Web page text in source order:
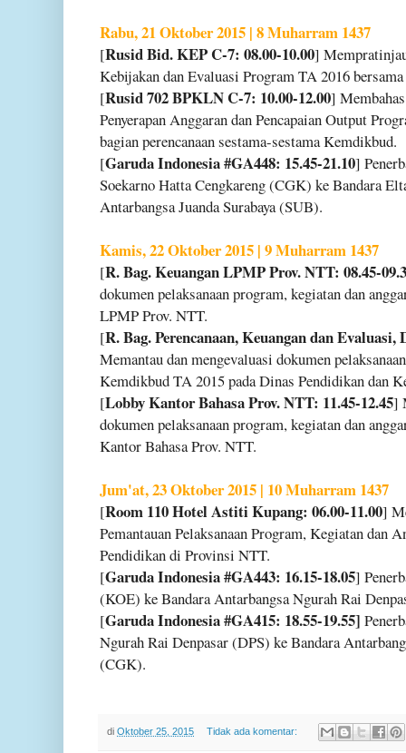
Rabu, 21 Oktober 2015 | 8 Muharram 1437
[Rusid Bid. KEP C-7: 08.00-10.00]
Kebijakan dan Evaluasi Program TA 2016 bersama
[Rusid 702 BPKLN C-7: 10.00-12.00]
Penyerapan Anggaran dan Pencapaian Output
bagian perencanaan sestama-sestama Kemdikbud.
[Garuda Indonesia #GA448: 15.45-21.10]
Soekarno Hatta Cengkareng (CGK) ke Bandara
Antarbangsa Juanda Surabaya (SUB).
Kamis, 22 Oktober 2015 | 9 Muharram 1437
[R. Bag. Keuangan LPMP Prov. NTT: 08.45-
dokumen pelaksanaan program, kegiatan dan
LPMP Prov. NTT.
[R. Bag. Perencanaan, Keuangan dan
Memantau dan mengevaluasi dokumen
Kemdikbud TA 2015 pada Dinas Pendidikan dan
[Lobby Kantor Bahasa Prov. NTT: 11.45-12.45]
dokumen pelaksanaan program, kegiatan dan
Kantor Bahasa Prov. NTT.
Jum'at, 23 Oktober 2015 | 10 Muharram 1437
[Room 110 Hotel Astiti Kupang: 06.00-11.00]
Pemantauan Pelaksanaan Program, Kegiatan dan
Pendidikan di Provinsi NTT.
[Garuda Indonesia #GA443: 16.15-18.05]
(KOE) ke Bandara Antarbangsa Ngurah Rai
[Garuda Indonesia #GA415: 18.55-19.55]
Ngurah Rai Denpasar (DPS) ke Bandara
(CGK).
di Oktober 25, 2015 Tidak ada komentar: